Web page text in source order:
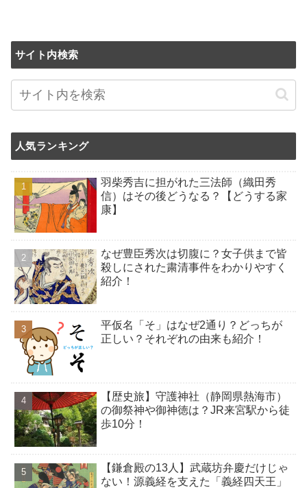
サイト内検索
人気ランキング
羽柴秀吉に担がれた三法師（織田秀
信）はその後どうなる？【どうする家
康】
なぜ豊臣秀次は切腹に？女子供まで皆
殺しにされた粛清事件をわかりやすく
紹介！
平仮名「そ」はなぜ2通り？どっちが
正しい？それぞれの由来も紹介！
【歴史旅】守護神社（静岡県熱海市）
の御祭神や御神徳は？JR来宮駅から徒
歩10分！
【鎌倉殿の13人】武蔵坊弁慶だけじゃ
ない！源義経を支えた「義経四天王」